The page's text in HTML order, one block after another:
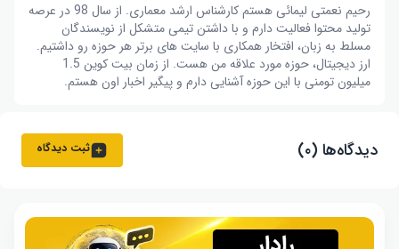
رحیم نعمتی لیمائی هستم کارشناس ارشد معماری. از سال 98 در عرصه
تولید محتوا فعالیت دارم و با داشتن تیمی متشکل از نویسندگان
مسلط به زبان، افتخار همکاری با سایت های برتر هر حوزه رو داشتیم.
ارز دیجیتال، حوزه مورد علاقه من هست. از زمان بیت کوین 1.5
میلیون تومنی با این حوزه آشنایی دارم و پیگیر اخبار اون هستم.
دیدگاه‌ها (۰) ثبت دیدگاه